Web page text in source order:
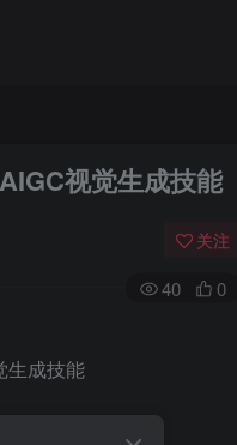
视觉生成技能
关注
40 0